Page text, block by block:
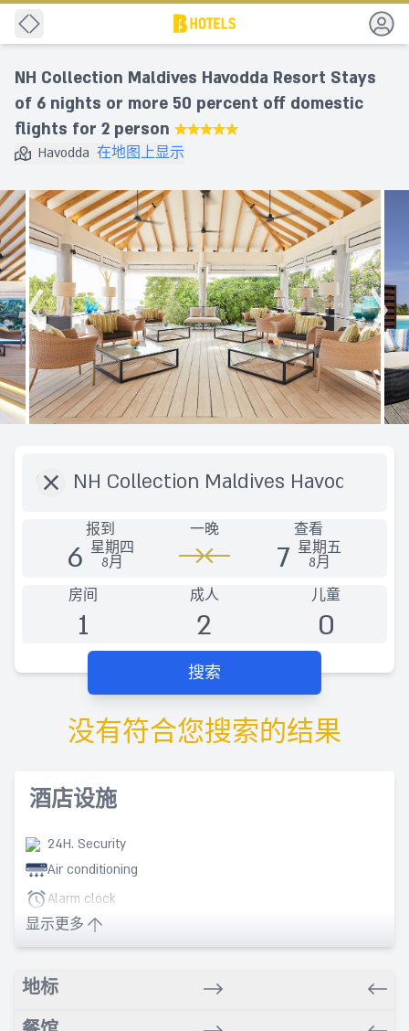
后退
NH Collection Maldives Havodda Resort Stays
of 6 nights or more 50 percent off domestic
flights for 2 person ★★★★★
Havodda 在地图上显示
报到
6 星期四
8月
一晚 查看
7 星期五
8月
房间
1
成人
2
儿童
0
搜索
没有符合您搜索的结果
酒店设施
24H. Security
Air conditioning
Alarm clock
Babysitting service
Bathrobe
显示更多
地标